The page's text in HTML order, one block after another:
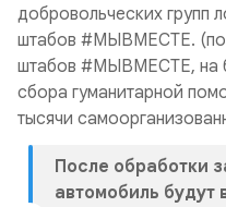
добровольческих групп
штабов #МЫВМЕСТЕ. (по
штабов #МЫВМЕСТЕ, на
сбора гуманитарной
тысячи
После обработки
автомобиль будут